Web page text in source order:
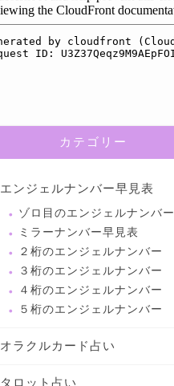
カテゴリー
エンジェルナンバー早見表
ゾロ目のエンジェルナンバー
ミラーナンバー早見表
２桁のエンジェルナンバー
３桁のエンジェルナンバー
４桁のエンジェルナンバー
５桁のエンジェルナンバー
オラクルカード占い
タロット占い